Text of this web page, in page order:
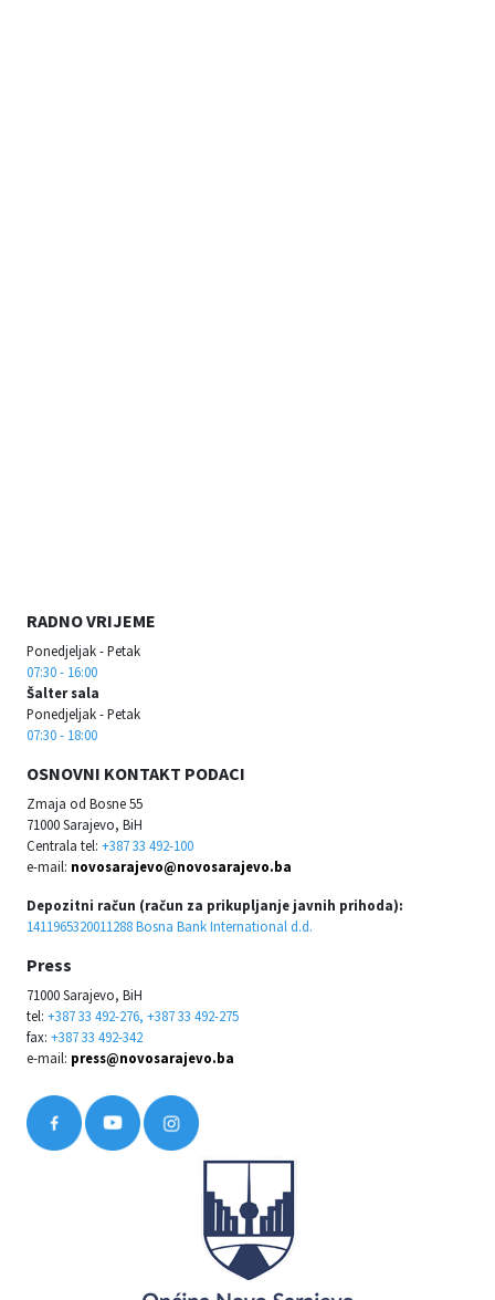
RADNO VRIJEME
Ponedjeljak - Petak
07:30 - 16:00
Šalter sala
Ponedjeljak - Petak
07:30 - 18:00
OSNOVNI KONTAKT PODACI
Zmaja od Bosne 55
71000 Sarajevo, BiH
Centrala tel: +387 33 492-100
e-mail: novosarajevo@novosarajevo.ba
Depozitni račun (račun za prikupljanje javnih prihoda):
1411965320011288 Bosna Bank International d.d.
Press
71000 Sarajevo, BiH
tel: +387 33 492-276, +387 33 492-275
fax: +387 33 492-342
e-mail: press@novosarajevo.ba